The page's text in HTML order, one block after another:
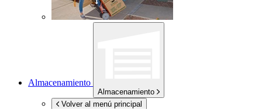
Almacenamiento
Almacenamiento
Volver al menú principal